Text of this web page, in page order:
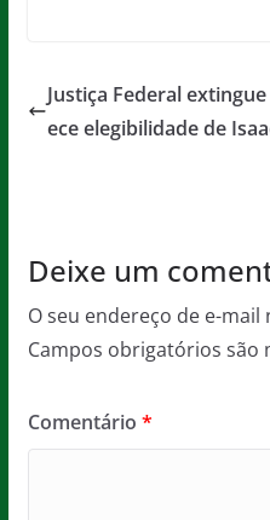
e
b
er l s
A
Justiça Federal
ece elegibilidade de
Deixe um
O seu endereço de e-
Campos obrigatórios são
Comentário *